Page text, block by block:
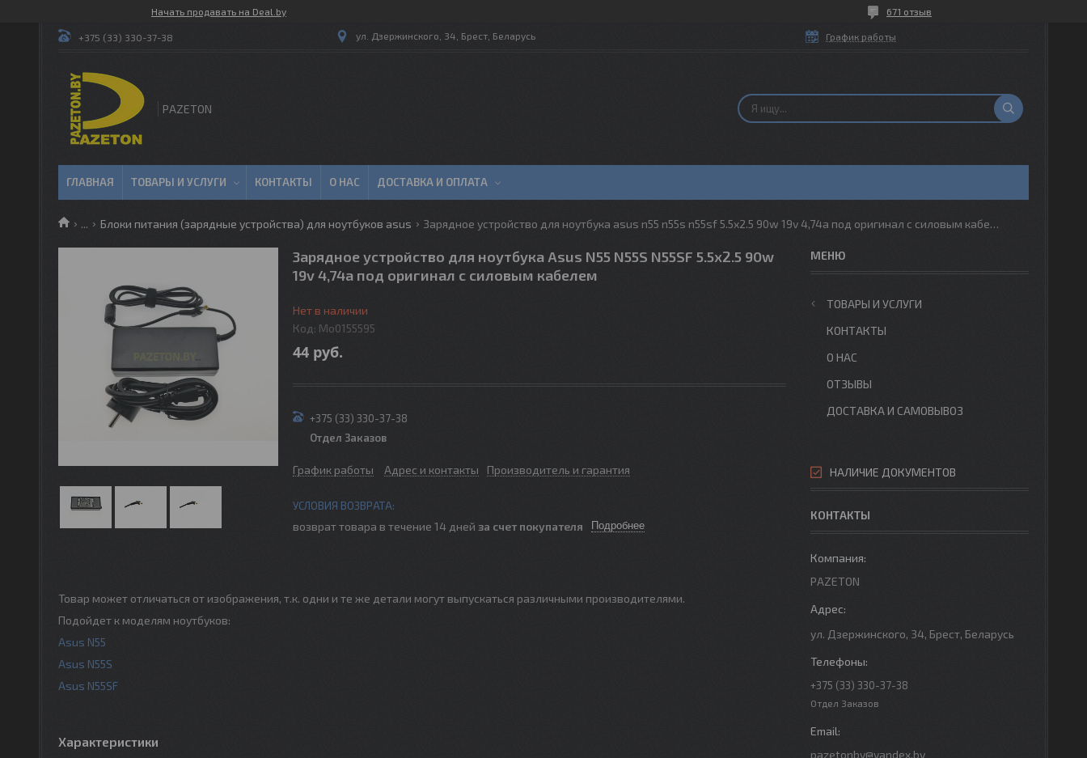
Начать продавать на Deal.by 671 отзыв
+375 (33) 330-37-38 ул. Дзержинского, 34, Брест, Беларусь График работы
PAZETON
ГЛАВНАЯ ТОВАРЫ И УСЛУГИ КОНТАКТЫ О НАС ДОСТАВКА И ОПЛАТА
... Блоки питания (зарядные устройства) для ноутбуков asus Зарядное устройство для ноутбука asus n55 n55s n55sf 5.5x2.5 90w 19v 4,74a под оригинал с силовым кабелем
Зарядное устройство для ноутбука Asus N55 N55S N55SF 5.5x2.5 90w
19v 4,74a под оригинал с силовым кабелем
Нет в наличии
Код: Mo0155595
44 руб.
+375 (33) 330-37-38
Отдел Заказов
График работы Адрес и контакты Производитель и гарантия
возврат товара в течение 14 дней за счет покупателя Подробнее
Товар может отличаться от изображения, т.к. одни и те же детали могут выпускаться различными производителями.
Подойдет к моделям ноутбуков:
Asus N55
Asus N55S
Asus N55SF
Характеристики
ТОВАРЫ И УСЛУГИ
КОНТАКТЫ
О НАС
ОТЗЫВЫ
ДОСТАВКА И САМОВЫВОЗ
НАЛИЧИЕ ДОКУМЕНТОВ
КОНТАКТЫ
PAZETON
ул. Дзержинского, 34, Брест, Беларусь
+375 (33) 330-37-38
Отдел Заказов
pazetonby@yandex.by